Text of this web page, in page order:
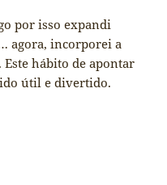
por isso expandi
agora, incorporei a
. Este hábito de apontar
útil e divertido.